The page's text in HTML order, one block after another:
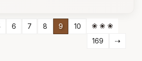
6 7 8 9 10
❀ ❀ ❀
169
⇢